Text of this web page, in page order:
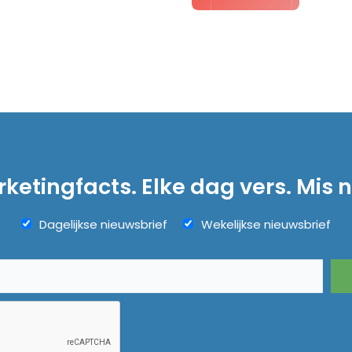
Elke dag vers. Mis
Dagelijkse nieuwsbrief Wekelijkse nieuwsbrief